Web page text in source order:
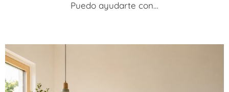
Puedo ayudarte con…